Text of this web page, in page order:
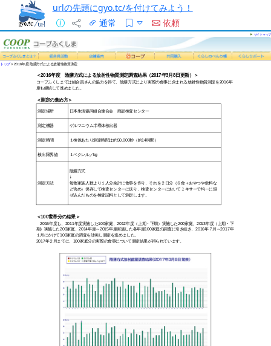
urlの先頭にgyo.tc/を付けてみよう！
通常
依頼